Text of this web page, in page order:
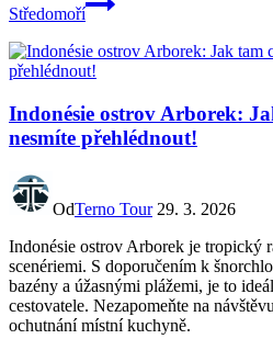
Středomoří
Indonésie ostrov Arborek:
nesmíte přehlédnout!
OdTerno Tour 29. 3. 2026
Indonésie ostrov Arborek je tropický
scenériemi. S doporučením k
bazény a úžasnými plážemi, je to
cestovatele. Nezapomeňte na
ochutnání místní kuchyně.